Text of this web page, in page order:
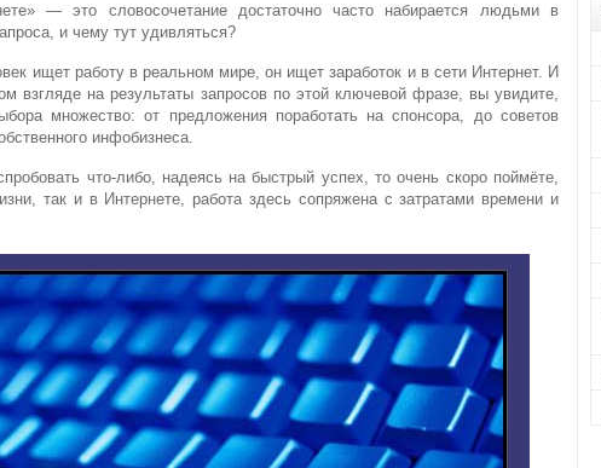
— это словосочетание достаточно часто набирается людьми в
и чему тут удивляться?
ищет работу в реальном мире, он ищет заработок и в сети Интернет. И
взгляде на результаты запросов по этой ключевой фразе, вы увидите,
множество: от предложения поработать на спонсора, до советов
инфобизнеса.
что-либо, надеясь на быстрый успех, то очень скоро поймёте,
так и в Интернете, работа здесь сопряжена с затратами времени и